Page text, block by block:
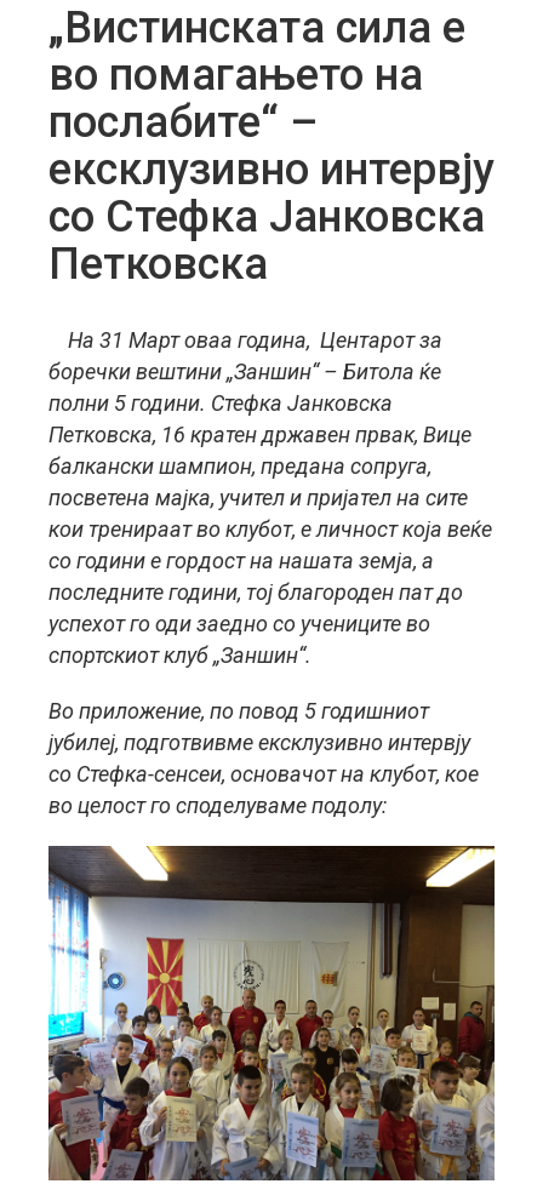
„Вистинската сила е
во помагањето на
послабите“ –
ексклузивно интервју
со Стефка Јанковска
Петковска
На 31 Март оваа година, Центарот за
боречки вештини „Заншин“ – Битола ќе
полни 5 години. Стефка Јанковска
Петковска, 16 кратен државен првак, Вице
балкански шампион, предана сопруга,
посветена мајка, учител и пријател на сите
кои тренираат во клубот, е личност која веќе
со години е гордост на нашата земја, а
последните години, тој благороден пат до
успехот го оди заедно со учениците во
спортскиот клуб „Заншин“.
Во приложение, по повод 5 годишниот
јубилеј, подготвивме ексклузивно интервју
со Стефка-сенсеи, основачот на клубот, кое
во целост го споделуваме подолу: